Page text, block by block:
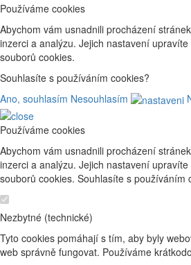
Používáme cookies
Abychom vám usnadnili procházení
inzerci a analýzu. Jejich nastavení
souborů cookies.
Souhlasíte s používáním cookies?
Ano, souhlasím Nesouhlasím
Používáme cookies
Abychom vám usnadnili procházení
inzerci a analýzu. Jejich nastavení
souborů cookies. Souhlasíte s používáním
Nezbytné (technické)
Tyto cookies pomáhají s tím, aby byly
web správně fungovat. Používáme